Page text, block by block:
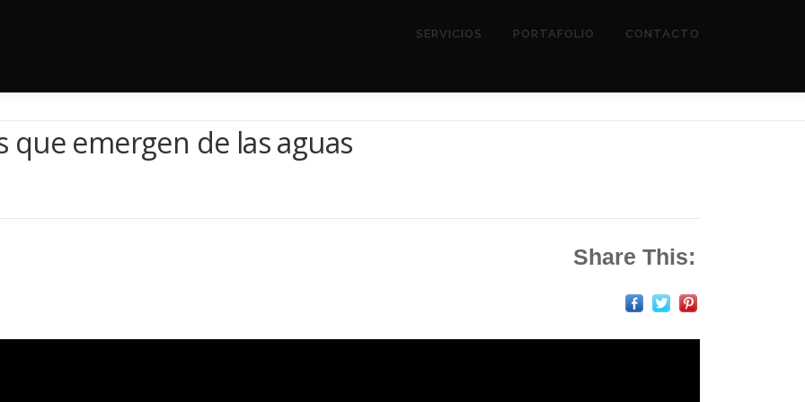
SERVICIOS PORTAFOLIO CONTACTO
que emergen de las aguas
Share This: